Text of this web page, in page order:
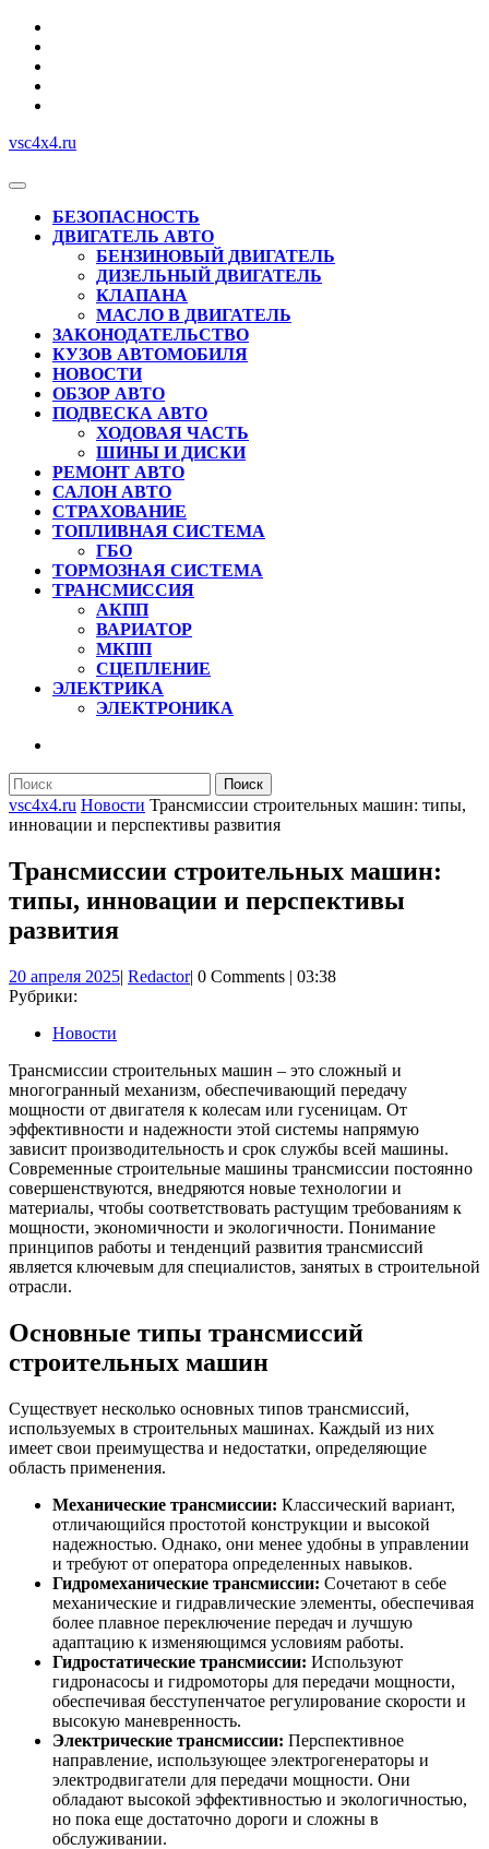
Перейти
содержимому
vsc4x4.ru
Кнопка
ОткрытьБЕЗОПАСНОСТЬ
ДВИГАТЕЛЬ АВТО
БЕНЗИНОВЫЙ ДВИГАТЕЛЬ
ДИЗЕЛЬНЫЙ ДВИГАТЕЛЬ
КЛАПАНА
МАСЛО В ДВИГАТЕЛЬ
ЗАКОНОДАТЕЛЬСТВО
КУЗОВ АВТОМОБИЛЯ
НОВОСТИ
ОБЗОР АВТО
ПОДВЕСКА АВТО
ХОДОВАЯ ЧАСТЬ
ШИНЫ И ДИСКИ
РЕМОНТ АВТО
САЛОН АВТО
СТРАХОВАНИЕ
ТОПЛИВНАЯ СИСТЕМА
ГБО
ТОРМОЗНАЯ СИСТЕМА
ТРАНСМИССИЯ
АКПП
ВАРИАТОР
МКПП
СЦЕПЛЕНИЕ
ЭЛЕКТРИКА
ЭЛЕКТРОНИКА
КНОПКА
Найти:
vsc4x4.ru Новости Трансмиссии строительных машин: типы,
инновации и перспективы развития
Трансмиссии строительных машин:
типы, инновации и перспективы
развития
20 апреля 202520
| RedactorRedactor
| 0 Comments | 03:38
Рубрики:
Новости
Трансмиссии строительных машин – это сложный и
многогранный механизм, обеспечивающий передачу
мощности от двигателя к колесам или гусеницам. От
эффективности и надежности этой системы напрямую
зависит производительность и срок службы всей машины.
Современные строительные машины трансмиссии постоянно
совершенствуются, внедряются новые технологии и
материалы, чтобы соответствовать растущим требованиям к
мощности, экономичности и экологичности. Понимание
принципов работы и тенденций развития трансмиссий
является ключевым для специалистов, занятых в строительной
отрасли.
Основные типы трансмиссий
строительных машин
Существует несколько основных типов трансмиссий,
используемых в строительных машинах. Каждый из них
имеет свои преимущества и недостатки, определяющие
область применения.
Механические трансмиссии: Классический вариант,
отличающийся простотой конструкции и высокой
надежностью. Однако, они менее удобны в управлении
и требуют от оператора определенных навыков.
Гидромеханические трансмиссии: Сочетают в себе
механические и гидравлические элементы, обеспечивая
более плавное переключение передач и лучшую
адаптацию к изменяющимся условиям работы.
Гидростатические трансмиссии: Используют
гидронасосы и гидромоторы для передачи мощности,
обеспечивая бесступенчатое регулирование скорости и
высокую маневренность.
Электрические трансмиссии: Перспективное
направление, использующее электрогенераторы и
электродвигатели для передачи мощности. Они
обладают высокой эффективностью и экологичностью,
но пока еще достаточно дороги и сложны в
обслуживании.